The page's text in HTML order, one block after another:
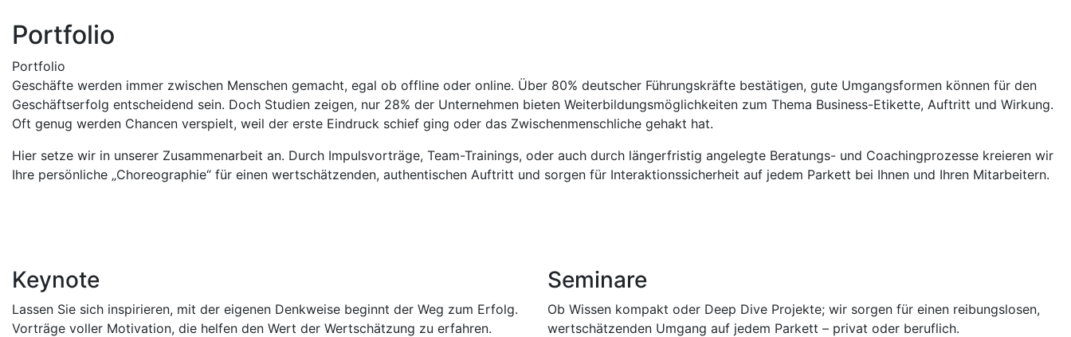
Portfolio
Portfolio
Geschäfte werden immer zwischen Menschen gemacht, egal ob offline oder online. Über 80% deutscher Führungskräfte bestätigen, gute Umgangsformen können für den
Geschäftserfolg entscheidend sein. Doch Studien zeigen, nur 28% der Unternehmen bieten Weiterbildungsmöglichkeiten zum Thema Business-Etikette, Auftritt und Wirkung.
Oft genug werden Chancen verspielt, weil der erste Eindruck schief ging oder das Zwischenmenschliche gehakt hat.
Hier setze wir in unserer Zusammenarbeit an. Durch Impulsvorträge, Team-Trainings, oder auch durch längerfristig angelegte Beratungs- und Coachingprozesse kreieren wir
Ihre persönliche „Choreographie“ für einen wertschätzenden, authentischen Auftritt und sorgen für Interaktionssicherheit auf jedem Parkett bei Ihnen und Ihren Mitarbeitern.
Keynote
Lassen Sie sich inspirieren, mit der eigenen Denkweise beginnt der Weg zum Erfolg.
Vorträge voller Motivation, die helfen den Wert der Wertschätzung zu erfahren.
Seminare
Ob Wissen kompakt oder Deep Dive Projekte; wir sorgen für einen reibungslosen,
wertschätzenden Umgang auf jedem Parkett – privat oder beruflich.